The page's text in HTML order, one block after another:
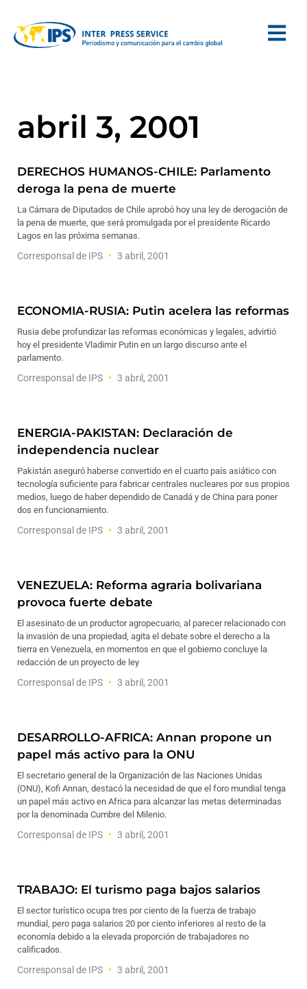
abril 3, 2001
DERECHOS HUMANOS-CHILE: Parlamento
deroga la pena de muerte
La Cámara de Diputados de Chile aprobó hoy una ley de derogación de
la pena de muerte, que será promulgada por el presidente Ricardo
Lagos en las próxima semanas.
Corresponsal de IPS 3 abril, 2001
ECONOMIA-RUSIA: Putin acelera las reformas
Rusia debe profundizar las reformas económicas y legales, advirtió
hoy el presidente Vladimir Putin en un largo discurso ante el
parlamento.
Corresponsal de IPS 3 abril, 2001
ENERGIA-PAKISTAN: Declaración de
independencia nuclear
Pakistán aseguró haberse convertido en el cuarto país asiático con
tecnología suficiente para fabricar centrales nucleares por sus propios
medios, luego de haber dependido de Canadá y de China para poner
dos en funcionamiento.
Corresponsal de IPS 3 abril, 2001
VENEZUELA: Reforma agraria bolivariana
provoca fuerte debate
El asesinato de un productor agropecuario, al parecer relacionado con
la invasión de una propiedad, agita el debate sobre el derecho a la
tierra en Venezuela, en momentos en que el gobierno concluye la
redacción de un proyecto de ley
Corresponsal de IPS 3 abril, 2001
DESARROLLO-AFRICA: Annan propone un
papel más activo para la ONU
El secretario general de la Organización de las Naciones Unidas
(ONU), Kofi Annan, destacó la necesidad de que el foro mundial tenga
un papel más activo en Africa para alcanzar las metas determinadas
por la denominada Cumbre del Milenio.
Corresponsal de IPS 3 abril, 2001
TRABAJO: El turismo paga bajos salarios
El sector turístico ocupa tres por ciento de la fuerza de trabajo
mundial, pero paga salarios 20 por ciento inferiores al resto de la
economía debido a la elevada proporción de trabajadores no
calificados.
Corresponsal de IPS 3 abril, 2001